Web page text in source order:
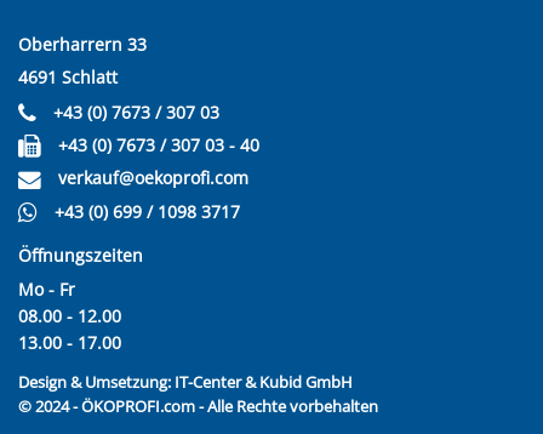
Oberharrern 33
4691 Schlatt
+43 (0) 7673 / 307 03
+43 (0) 7673 / 307 03 - 40
verkauf@oekoprofi.com
+43 (0) 699 / 1098 3717
Öffnungszeiten
Mo - Fr
08.00 - 12.00
13.00 - 17.00
Design & Umsetzung: IT-Center & Kubid GmbH
© 2024 - ÖKOPROFI.com - Alle Rechte vorbehalten